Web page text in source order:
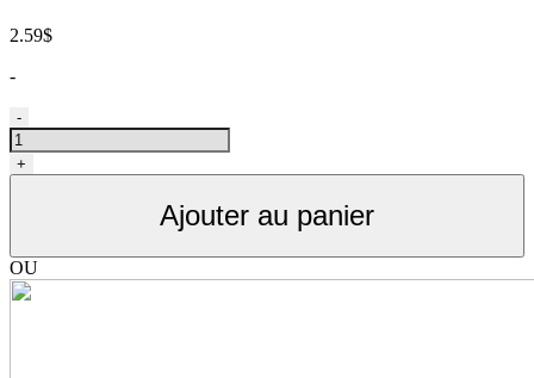
2.59$
-
quantité
de
Conserve
pour
Poitrine
De
-
+
Ajouter au panier
OU